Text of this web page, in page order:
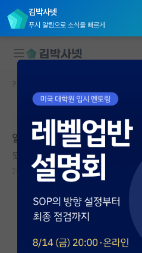
김박사넷
푸시 알림으로 소식을 빠르게
대학원생 모집
국내대학원 정보
연구실&오픈랩
커뮤니티
커뮤니티 홈
전체글보기
베스트 게시판
커뮤니티 홈
본문이 수정되지 않는 박제글입니다.
일본 대학원 잘 아는 분 계신가요
못된 갈릴레오 갈릴레이
2024.07.19 8 2421